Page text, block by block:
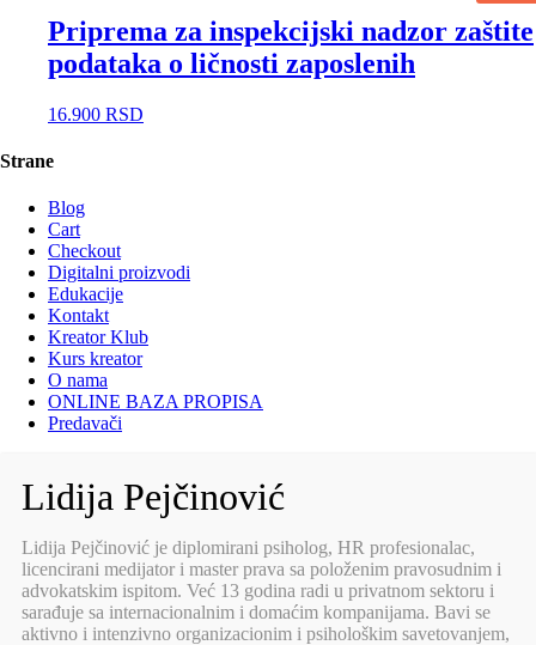
Priprema za inspekcijski nadzor zaštite
podataka o ličnosti zaposlenih
16.900 RSD
Strane
Blog
Cart
Checkout
Digitalni proizvodi
Edukacije
Kontakt
Kreator Klub
Kurs kreator
O nama
ONLINE BAZA PROPISA
Predavači
Lidija Pejčinović
Lidija Pejčinović je diplomirani psiholog, HR profesionalac,
licencirani medijator i master prava sa položenim pravosudnim i
advokatskim ispitom. Već 13 godina radi u privatnom sektoru i
sarađuje sa internacionalnim i domaćim kompanijama. Bavi se
aktivno i intenzivno organizacionim i psihološkim savetovanjem,